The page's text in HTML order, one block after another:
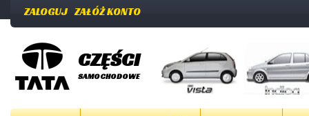
ZALOGUJ ZAŁÓŻ KONTO
CZĘŚCI
SAMOCHODOWE